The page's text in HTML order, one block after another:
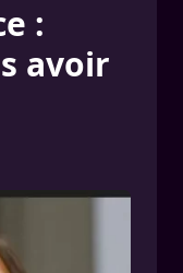
:
avoir